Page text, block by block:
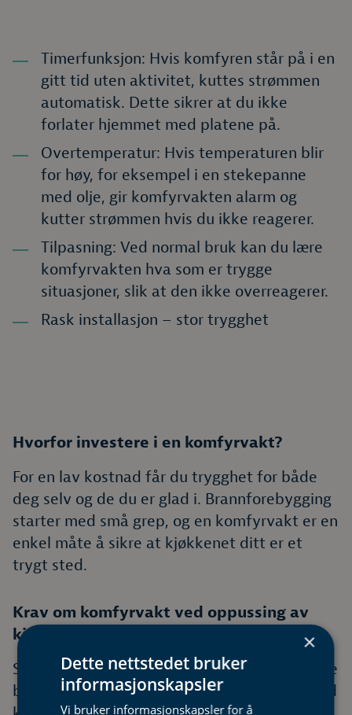
Timerfunksjon: Hvis komfyren står på i en
gitt tid uten aktivitet, kuttes strømmen
automatisk. Dette sikrer at du ikke
forlater hjemmet med platene på.
Overtemperatur: Hvis temperaturen blir
for høy, for eksempel i en stekepanne
med olje, gir komfyrvakten alarm og
kutter strømmen hvis du ikke reagerer.
Tilpasning: Ved normal bruk kan du lære
komfyrvakten hva som er trygge
situasjoner, slik at den ikke overreagerer.
Rask installasjon – stor trygghet
Hvorfor investere i en komfyrvakt?
For en lav kostnad får du trygghet for både
deg selv og de du er glad i. Brannforebygging
starter med små grep, og en komfyrvakt er en
enkel måte å sikre at kjøkkenet ditt er et
trygt sted.
Krav om komfyrvakt ved oppussing av
kjøkken
Siden 2010 har det vært et krav om at alle nye
boliger og fritidsboliger skal være utstyrt med
×
Dette nettstedet bruker
informasjonskapsler
Vi bruker informasjonskapsler for å